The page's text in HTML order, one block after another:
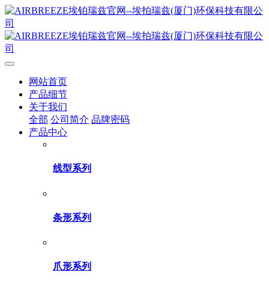
网站首页
产品细节
关于我们
全部 公司简介 品牌密码
产品中心
线型系列
条形系列
爪形系列